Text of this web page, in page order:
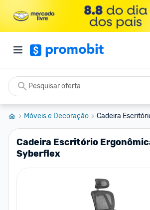
Móveis e Decoração Cadeira
Cadeira Escritório
Syberflex